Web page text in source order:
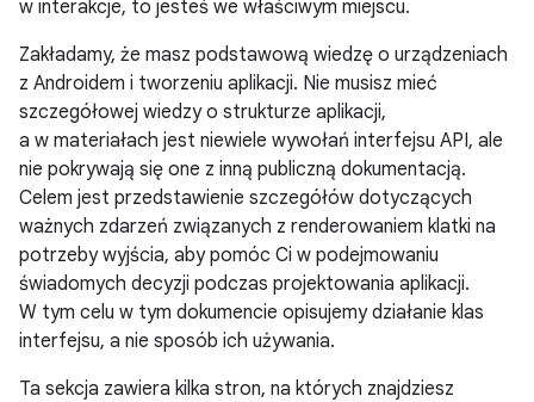
w interakcje, to jesteś we właściwym miejscu.
Zakładamy, że masz podstawową wiedzę o urządzeniach
z Androidem i tworzeniu aplikacji. Nie musisz mieć
szczegółowej wiedzy o strukturze aplikacji,
a w materiałach jest niewiele wywołań interfejsu API, ale
nie pokrywają się one z inną publiczną dokumentacją.
Celem jest przedstawienie szczegółów dotyczących
ważnych zdarzeń związanych z renderowaniem klatki na
potrzeby wyjścia, aby pomóc Ci w podejmowaniu
świadomych decyzji podczas projektowania aplikacji.
W tym celu w tym dokumencie opisujemy działanie klas
interfejsu, a nie sposób ich używania.
Ta sekcja zawiera kilka stron, na których znajdziesz